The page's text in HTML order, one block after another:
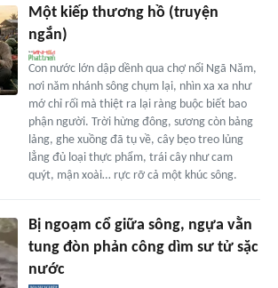
Một kiếp thương hồ (truyện
ngắn)
Con nước lớn dập dềnh qua chợ nổi Ngã Năm,
nơi năm nhánh sông chụm lại, nhìn xa xa như
mớ chỉ rối mà thiệt ra lại ràng buộc biết bao
phận người. Trời hừng đông, sương còn bảng
lảng, ghe xuồng đã tụ về, cây bẹo treo lủng
lẳng đủ loại thực phẩm, trái cây như cam
quýt, mận xoài… rực rỡ cả một khúc sông.
Bị ngoạm cổ giữa sông, ngựa vằn
tung đòn phản công dìm sư tử sặc
nước